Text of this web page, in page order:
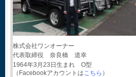
株式会社ワンオーナー
代表取締役 奈良橋 道幸
1964年3月23日生まれ O型
（Facebookアカウントはこちら ）